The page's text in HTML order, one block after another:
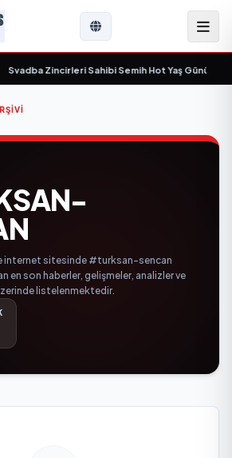
Svadba Zincirleri Sahibi Semih Hot Yaş Gününü
internet sitesinde #turksan-sencan
en son haberler, gelişmeler, analizler ve
listelenmektedir.